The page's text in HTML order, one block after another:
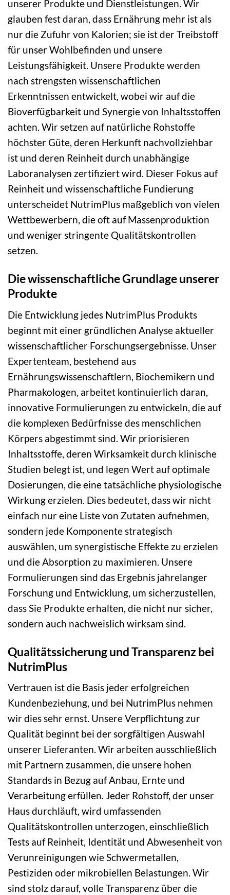
unserer Produkte und Dienstleistungen. Wir
glauben fest daran, dass Ernährung mehr ist als
nur die Zufuhr von Kalorien; sie ist der Treibstoff
für unser Wohlbefinden und unsere
Leistungsfähigkeit. Unsere Produkte werden
nach strengsten wissenschaftlichen
Erkenntnissen entwickelt, wobei wir auf die
Bioverfügbarkeit und Synergie von Inhaltsstoffen
achten. Wir setzen auf natürliche Rohstoffe
höchster Güte, deren Herkunft nachvollziehbar
ist und deren Reinheit durch unabhängige
Laboranalysen zertifiziert wird. Dieser Fokus auf
Reinheit und wissenschaftliche Fundierung
unterscheidet NutrimPlus maßgeblich von vielen
Wettbewerbern, die oft auf Massenproduktion
und weniger stringente Qualitätskontrollen
setzen.
Die wissenschaftliche Grundlage unserer
Produkte
Die Entwicklung jedes NutrimPlus Produkts
beginnt mit einer gründlichen Analyse aktueller
wissenschaftlicher Forschungsergebnisse. Unser
Expertenteam, bestehend aus
Ernährungswissenschaftlern, Biochemikern und
Pharmakologen, arbeitet kontinuierlich daran,
innovative Formulierungen zu entwickeln, die auf
die komplexen Bedürfnisse des menschlichen
Körpers abgestimmt sind. Wir priorisieren
Inhaltsstoffe, deren Wirksamkeit durch klinische
Studien belegt ist, und legen Wert auf optimale
Dosierungen, die eine tatsächliche physiologische
Wirkung erzielen. Dies bedeutet, dass wir nicht
einfach nur eine Liste von Zutaten aufnehmen,
sondern jede Komponente strategisch
auswählen, um synergistische Effekte zu erzielen
und die Absorption zu maximieren. Unsere
Formulierungen sind das Ergebnis jahrelanger
Forschung und Entwicklung, um sicherzustellen,
dass Sie Produkte erhalten, die nicht nur sicher,
sondern auch nachweislich wirksam sind.
Qualitätssicherung und Transparenz bei
NutrimPlus
Vertrauen ist die Basis jeder erfolgreichen
Kundenbeziehung, und bei NutrimPlus nehmen
wir dies sehr ernst. Unsere Verpflichtung zur
Qualität beginnt bei der sorgfältigen Auswahl
unserer Lieferanten. Wir arbeiten ausschließlich
mit Partnern zusammen, die unsere hohen
Standards in Bezug auf Anbau, Ernte und
Verarbeitung erfüllen. Jeder Rohstoff, der unser
Haus durchläuft, wird umfassenden
Qualitätskontrollen unterzogen, einschließlich
Tests auf Reinheit, Identität und Abwesenheit von
Verunreinigungen wie Schwermetallen,
Pestiziden oder mikrobiellen Belastungen. Wir
sind stolz darauf, volle Transparenz über die